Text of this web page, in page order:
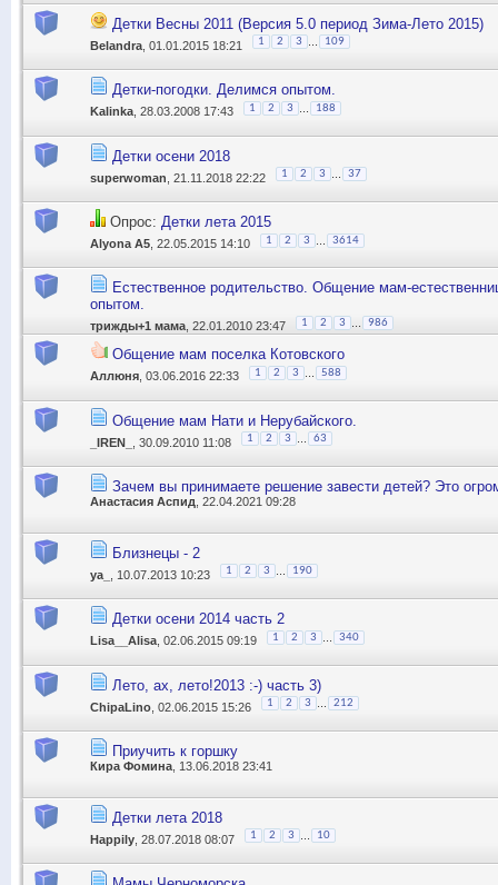
Детки Весны 2011 (Версия 5.0 период Зима-Лето 2015)
Belandra , 01.01.2015 18:21 1 2 3 109
Детки-погодки. Делимся опытом.
Kalinka , 28.03.2008 17:43 1 2 3 188
Детки осени 2018
superwoman , 21.11.2018 22:22 1 2 3 37
Опрос: Детки лета 2015
Alyona A5 , 22.05.2015 14:10 1 2 3 3614
Естественное родительство. Общение мам-
опытом.
трижды+1 мама , 22.01.2010 23:47 1 2 3 986
Общение мам поселка Котовского
Аллюня , 03.06.2016 22:33 1 2 3 588
Общение мам Нати и Нерубайского.
_IREN_ , 30.09.2010 11:08 1 2 3 ... 63
Зачем вы принимаете решение завести детей? Это
Анастасия Аспид , 22.04.2021 09:28
Близнецы - 2
ya_ , 10.07.2013 10:23 1 2 3 190
Детки осени 2014 часть 2
Lisa__Alisa , 02.06.2015 09:19 1 2 3 340
Лето, ах, лето!2013 :-) часть 3)
ChipaLino , 02.06.2015 15:26 1 2 3 212
Приучить к горшку
Кира Фомина , 13.06.2018 23:41
Детки лета 2018
Happily , 28.07.2018 08:07 1 2 3 10